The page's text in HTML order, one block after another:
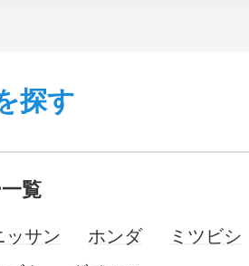
探す
覧
ッサン ホンダ
ミツビシ